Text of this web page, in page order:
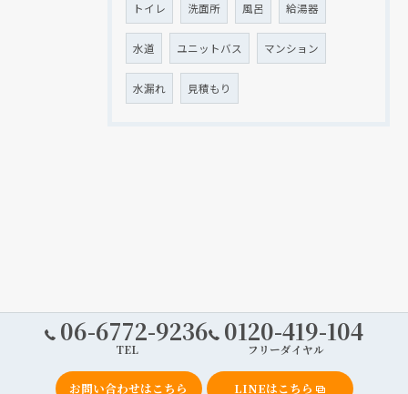
トイレ 洗面所 風呂 給湯器
水道 ユニットバス マンション
水漏れ 見積もり
06-6772-9236
TEL
0120-419-104
フリーダイヤル
お問い合わせはこちら LINEはこちら